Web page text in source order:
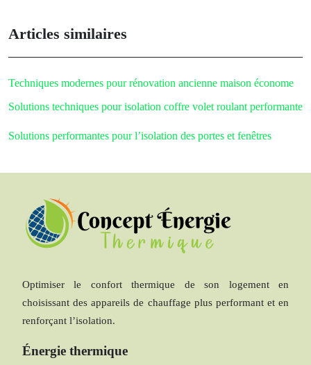
Articles similaires
Techniques modernes pour rénovation ancienne maison économe
Solutions techniques pour isolation coffre volet roulant performante
Solutions performantes pour l’isolation des portes et fenêtres
Optimiser le confort thermique de son logement en
choisissant des appareils de chauffage plus performant et en
renforçant l’isolation.
Énergie thermique